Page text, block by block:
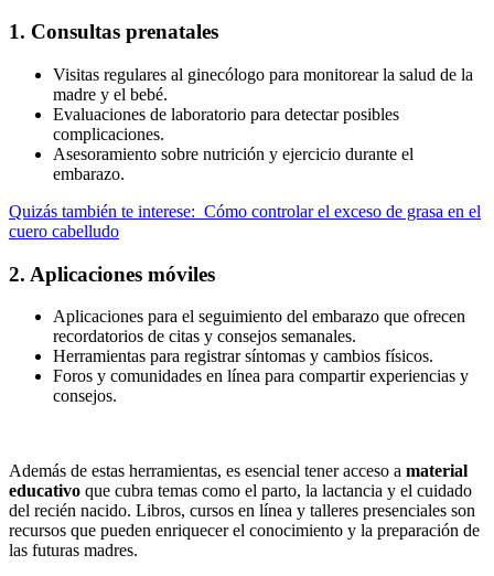
1. Consultas prenatales
Visitas regulares al ginecólogo para monitorear la salud de la
madre y el bebé.
Evaluaciones de laboratorio para detectar posibles
complicaciones.
Asesoramiento sobre nutrición y ejercicio durante el
embarazo.
Quizás también te interese: Cómo controlar el exceso de grasa en el
cuero cabelludo
2. Aplicaciones móviles
Aplicaciones para el seguimiento del embarazo que ofrecen
recordatorios de citas y consejos semanales.
Herramientas para registrar síntomas y cambios físicos.
Foros y comunidades en línea para compartir experiencias y
consejos.
Además de estas herramientas, es esencial tener acceso a material
educativo que cubra temas como el parto, la lactancia y el cuidado
del recién nacido. Libros, cursos en línea y talleres presenciales son
recursos que pueden enriquecer el conocimiento y la preparación de
las futuras madres.